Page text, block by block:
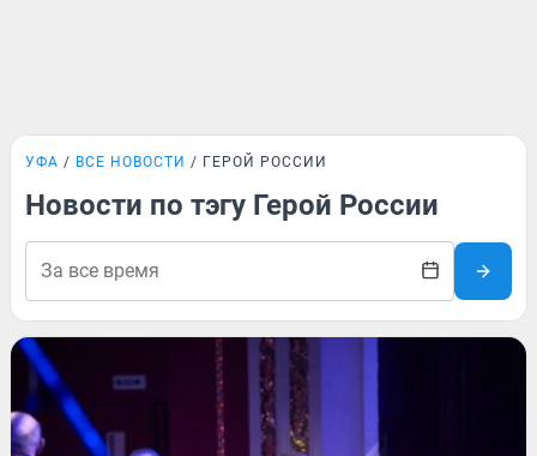
УФА ВСЕ НОВОСТИ ГЕРОЙ РОССИИ
Новости по тэгу Герой России